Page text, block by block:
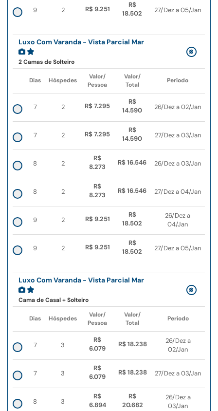
9 2 R$ 9.251
R$
18.502
27/Dez a 05/Jan
Luxo Com Varanda - Vista Parcial Mar
2 Camas de Solteiro
Dias Hóspedes
Valor/
Pessoa
Valor/
Total
Período
7 2 R$ 7.295
R$
14.590
26/Dez a 02/Jan
7 2 R$ 7.295
R$
14.590
27/Dez a 03/Jan
8 2
R$
8.273
R$ 16.546 26/Dez a 03/Jan
8 2
R$
8.273
R$ 16.546 27/Dez a 04/Jan
9 2 R$ 9.251
R$
18.502
26/Dez a
04/Jan
9 2 R$ 9.251
R$
18.502
27/Dez a 05/Jan
Luxo Com Varanda - Vista Parcial Mar
Cama de Casal + Solteiro
Dias Hóspedes
Valor/
Pessoa
Valor/
Total
Período
7 3
R$
6.079
R$ 18.238
26/Dez a
02/Jan
7 3
R$
6.079
R$ 18.238 27/Dez a 03/Jan
8 3
R$
6.894
R$
20.682
26/Dez a
03/Jan